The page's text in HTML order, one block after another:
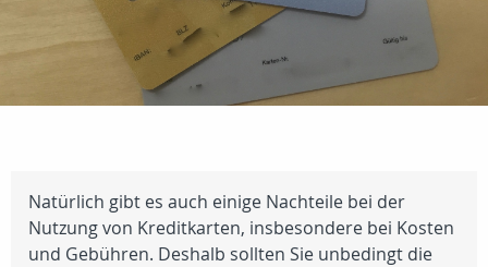
Natürlich gibt es auch einige Nachteile bei der
Nutzung von Kreditkarten, insbesondere bei Kosten
und Gebühren. Deshalb sollten Sie unbedingt die